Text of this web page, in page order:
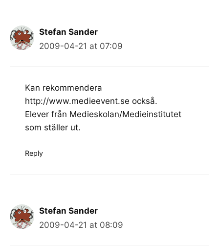
Stefan Sander
2009-04-21 at 07:09
Kan rekommendera
http://www.medieevent.se också.
Elever från Medieskolan/Medieinstitutet
som ställer ut.
Reply
Stefan Sander
2009-04-21 at 08:09